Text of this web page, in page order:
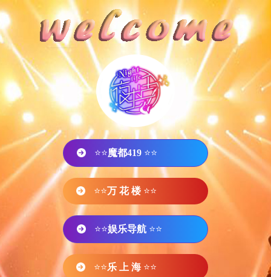
⭐⭐魔都419 ⭐⭐
⭐⭐万 花 楼 ⭐⭐
⭐⭐娱乐导航 ⭐⭐
⭐⭐乐 上 海 ⭐⭐